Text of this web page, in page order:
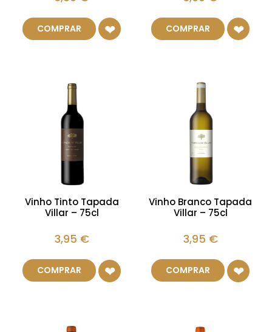
COMPRAR COMPRAR
Vinho Tinto Tapada
Villar – 75cl
3,95 €
COMPRAR
Vinho Branco Tapada
Villar – 75cl
3,95 €
COMPRAR